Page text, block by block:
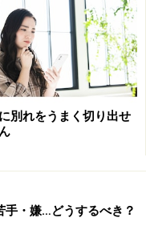
困っています
かされることが多く、
聞かされることがよ
アピールしたいのか
別れをうまく切り出せ
手・嫌…どうするべき？